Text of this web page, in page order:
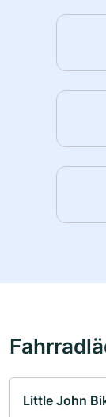
Little John